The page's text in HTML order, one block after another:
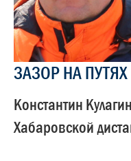
ЗАЗОР НА ПУТЯХ
Константин
Хабаровской